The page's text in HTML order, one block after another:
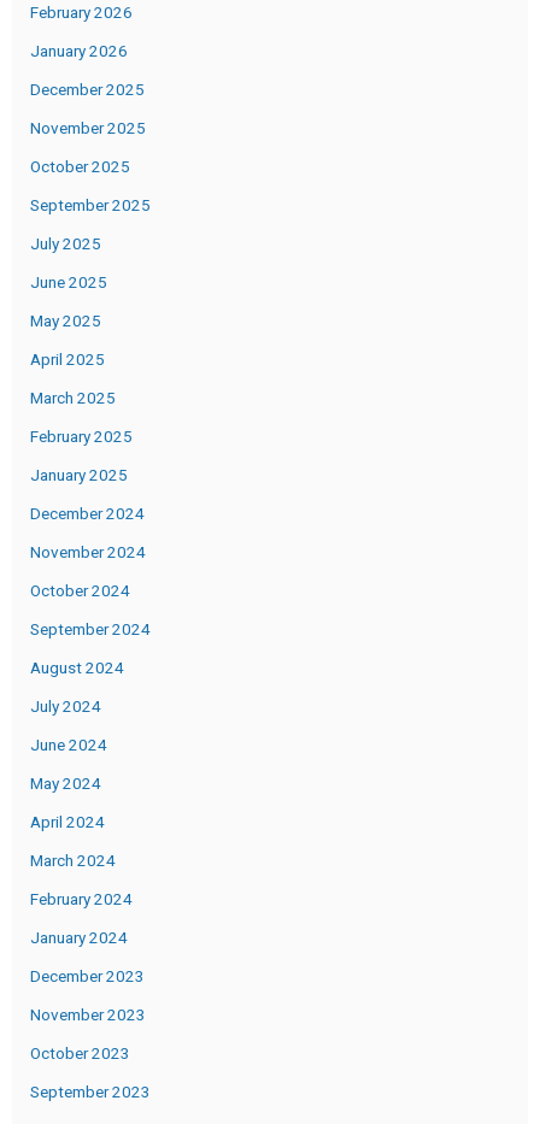
February 2026
January 2026
December 2025
November 2025
October 2025
September 2025
July 2025
June 2025
May 2025
April 2025
March 2025
February 2025
January 2025
December 2024
November 2024
October 2024
September 2024
August 2024
July 2024
June 2024
May 2024
April 2024
March 2024
February 2024
January 2024
December 2023
November 2023
October 2023
September 2023